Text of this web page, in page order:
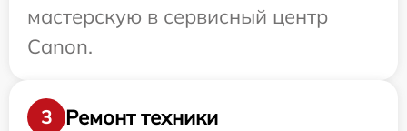
мастерскую в сервисный центр
Canon.
3
Ремонт техники